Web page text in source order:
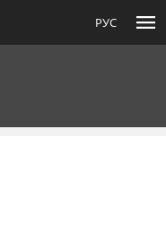
РУС menu